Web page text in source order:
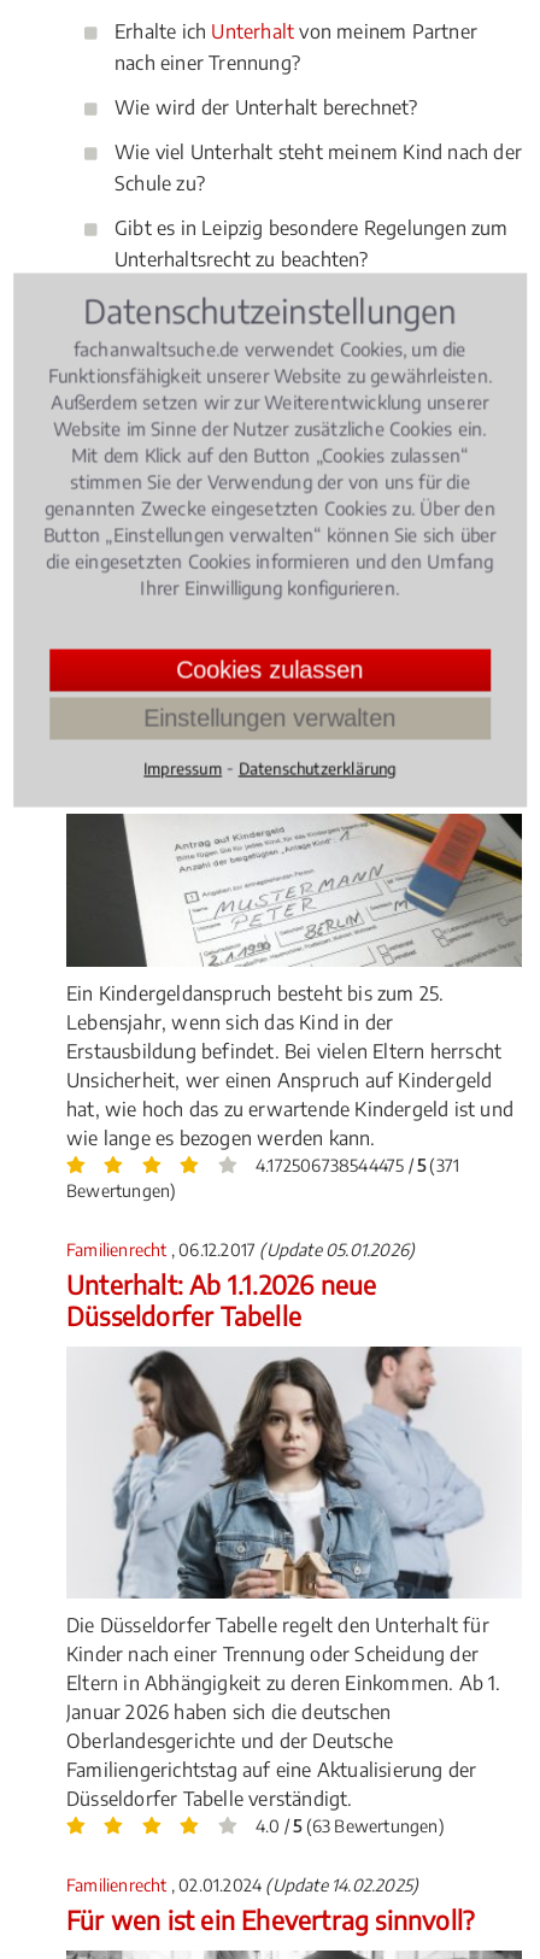
Erhalte ich Unterhalt von meinem Partner
nach einer Trennung?
Wie wird der Unterhalt berechnet?
Wie viel Unterhalt steht meinem Kind nach der
Schule zu?
Gibt es in Leipzig besondere Regelungen zum
Unterhaltsrecht zu beachten?
Im Zusammenhang mit dem Unterhaltsrecht gibt es
viel zu beachten.
Unterhaltspflichtige und Unterhaltsberechtigte
sollten nicht auf eine Beratung eines Fachanwalts
fürFamilienrechtin Leipzig verzichten. Schließlich
geht es immer um den eigenen Lebensunterhalt.
Unterhaltsrecht
Kindergeld: Anspruch, Höhe und Dauer
Ein Kindergeldanspruch besteht bis zum 25.
Lebensjahr, wenn sich das Kind in der
Erstausbildung befindet. Bei vielen Eltern herrscht
Unsicherheit, wer einen Anspruch auf Kindergeld
hat, wie hoch das zu erwartende Kindergeld ist und
wie lange es bezogen werden kann.
4.172506738544475 /5(371
Bewertungen)
Familienrecht , 06.12.2017 (Update 05.01.2026)
Unterhalt: Ab 1.1.2026 neue
Düsseldorfer Tabelle
Die Düsseldorfer Tabelle regelt den Unterhalt für
Kinder nach einer Trennung oder Scheidung der
Eltern in Abhängigkeit zu deren Einkommen. Ab 1.
Januar 2026 haben sich die deutschen
Oberlandesgerichte und der Deutsche
Familiengerichtstag auf eine Aktualisierung der
Düsseldorfer Tabelle verständigt.
4.0 /5(63 Bewertungen)
Familienrecht , 02.01.2024 (Update 14.02.2025)
Für wen ist ein Ehevertrag sinnvoll?
Datenschutzeinstellungen
fachanwaltsuche.de verwendet Cookies, um die
Funktionsfähigkeit unserer Website zu gewährleisten.
Außerdem setzen wir zur Weiterentwicklung unserer
Website im Sinne der Nutzer zusätzliche Cookies ein.
Mit dem Klick auf den Button „Cookies zulassen“
stimmen Sie der Verwendung der von uns für die
genannten Zwecke eingesetzten Cookies zu. Über den
Button „Einstellungen verwalten“ können Sie sich über
die eingesetzten Cookies informieren und den Umfang
Ihrer Einwilligung konfigurieren.
Cookies zulassen
Einstellungen verwalten
Impressum ⁃ Datenschutzerklärung